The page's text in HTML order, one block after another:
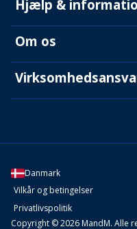
Hjælp &
Om os
Danmark
Vilkår og betingelser
Privatlivspolitik
Copyright © 2026 MandM. Alle